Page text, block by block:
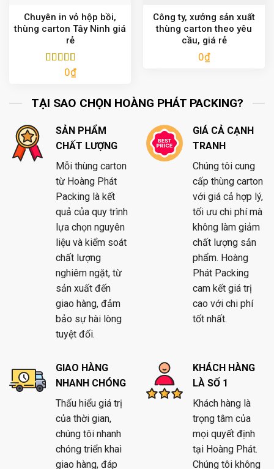
Chuyên in vỏ hộp bồi,
thùng carton Tây Ninh giá
rẻ
Được xếp
0₫
Công ty, xưởng sản xuất
thùng carton theo yêu
cầu, giá rẻ
0₫
TẠI SAO CHỌN HOÀNG PHÁT PACKING?
SẢN PHẨM
CHẤT LƯỢNG
Mỗi thùng carton
từ Hoàng Phát
Packing là kết
quả của quy trình
lựa chọn nguyên
liệu và kiểm soát
chất lượng
nghiêm ngặt, từ
sản xuất đến
giao hàng, đảm
bảo sự hài lòng
tuyệt đối.
GIÁ CẢ CẠNH
TRANH
Chúng tôi cung
cấp thùng carton
với giá cả hợp lý,
tối ưu chi phí mà
không làm giảm
chất lượng sản
phẩm. Hoàng
Phát Packing
cam kết giá trị
cao với chi phí
tốt nhất.
GIAO HÀNG
NHANH CHÓNG
Thấu hiểu giá trị
của thời gian,
chúng tôi nhanh
chóng triển khai
giao hàng, đáp
KHÁCH HÀNG
LÀ SỐ 1
Khách hàng là
trọng tâm của
mọi quyết định
tại Hoàng Phát.
Chúng tôi không